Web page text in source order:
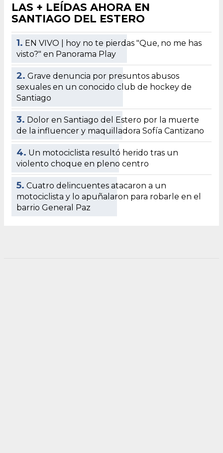
LAS + LEÍDAS AHORA EN
SANTIAGO DEL ESTERO
1. EN VIVO | hoy no te pierdas "Que, no me has
visto?" en Panorama Play
2. Grave denuncia por presuntos abusos
sexuales en un conocido club de hockey de
Santiago
3. Dolor en Santiago del Estero por la muerte
de la influencer y maquilladora Sofía Cantizano
4. Un motociclista resultó herido tras un
violento choque en pleno centro
5. Cuatro delincuentes atacaron a un
motociclista y lo apuñalaron para robarle en el
barrio General Paz